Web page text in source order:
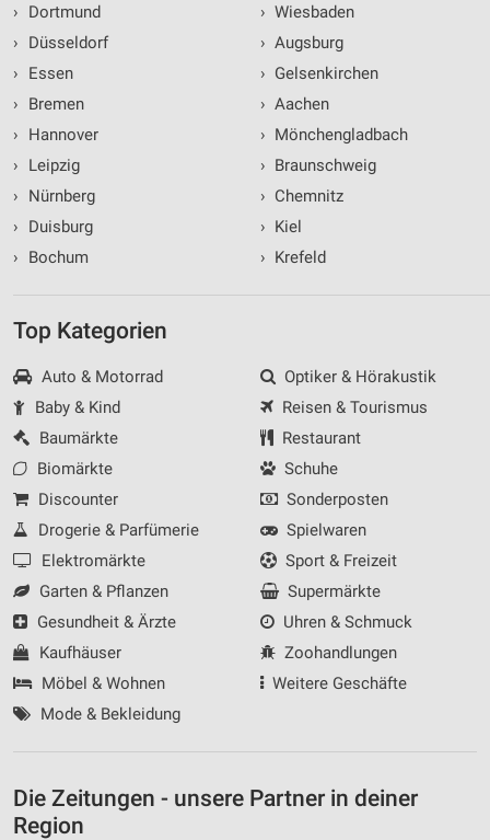
›
Dortmund
›
Düsseldorf
›
Essen
›
Bremen
›
Hannover
›
Leipzig
›
Nürnberg
›
Duisburg
›
Bochum
› Wiesbaden
› Augsburg
› Gelsenkirchen
› Aachen
› Mönchengladbach
› Braunschweig
› Chemnitz
› Kiel
› Krefeld
Top Kategorien
Auto & Motorrad
Baby & Kind
Baumärkte
Biomärkte
Discounter
Drogerie & Parfümerie
Elektromärkte
Garten & Pflanzen
Gesundheit & Ärzte
Kaufhäuser
Möbel & Wohnen
Mode & Bekleidung
Optiker & Hörakustik
Reisen & Tourismus
Restaurant
Schuhe
Sonderposten
Spielwaren
Sport & Freizeit
Supermärkte
Uhren & Schmuck
Zoohandlungen
Weitere Geschäfte
Die Zeitungen - unsere Partner in deiner
Region